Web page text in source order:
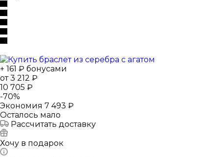
+ 161 ₽ бонусами
от3 212 ₽
10 705 ₽
-70%
Экономия 7 493 ₽
Осталось мало
Рассчитать доставку
Хочу в подарок